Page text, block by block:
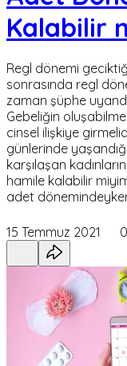
Kalabilir
Regl dönemi
sonrasında regl
zaman şüphe
Gebeliğin
cinsel ilişkiye
günlerinde
karşılaşan
hamile kalabilir
adet
15 Temmuz 2021 0